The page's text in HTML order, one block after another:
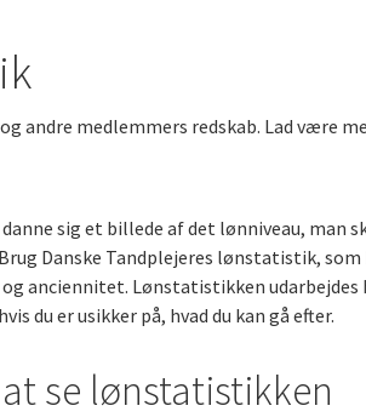
andre medlemmers redskab. Lad være
sig et billede af det lønniveau, man
Danske Tandplejeres lønstatistik,
anciennitet. Lønstatistikken
du er usikker på, hvad du kan gå efter.
se lønstatistikken